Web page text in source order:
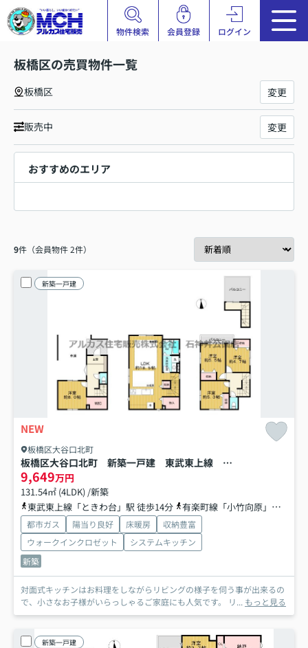
物件検索 会員登録 ログイン
板橋区の売買物件一覧
板橋区 変更
販売中 変更
おすすめのエリア
9件（会員物件 2件）
新築一戸建
NEW
板橋区大谷口北町
板橋区大谷口北町 新築一戸建 東武東上線 ときわ台
9,649万円
131.54㎡ (4LDK) /新築
東武東上線「ときわ台」駅 徒歩14分
有楽町線「小竹向原」駅 徒歩15分
都市ガス 陽当り良好 床暖房
収納豊富
ウォークインクロゼット
システムキッチン
新築
対面式キッチンはお料理をしながらリビングの様子を伺う事が出来るの
で、小さなお子様がいらっしゃるご家庭にも人気です。 リ... もっと見る
新築一戸建